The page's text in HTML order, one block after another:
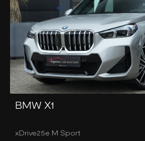
BMW X1
xDrive25e M Sport